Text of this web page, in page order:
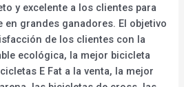
y excelente a los clientes para
en grandes ganadores. El objetivo
de los clientes con la
ecológica, la mejor bicicleta
E Fat a la venta, la mejor